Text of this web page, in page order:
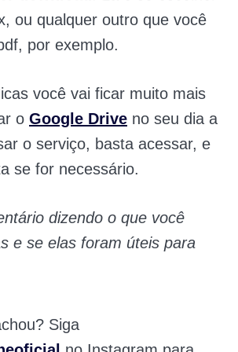
ou qualquer outro que você
por exemplo.
você vai ficar muito mais
o Google Drive no seu dia a
o serviço, basta acessar, e
se for necessário.
dizendo o que você
e se elas foram úteis para
Siga